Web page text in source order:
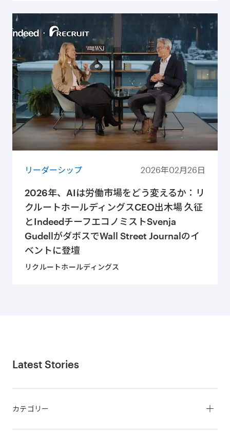
リーダーシップ 2026年02月26日
2026年、AIは労働市場をどう変えるか：リ
クルートホールディングスCEO出⽊場 久征
とIndeedチーフエコノミストSvenja
GudellがダボスでWall Street Journalのイ
ベントに登壇
リクルートホールディングス
Latest Stories
カテゴリー